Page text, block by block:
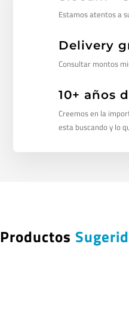
Estamos atentos a
Delivery
Consultar montos
10+ años
Creemos en la
esta buscando y lo
Productos